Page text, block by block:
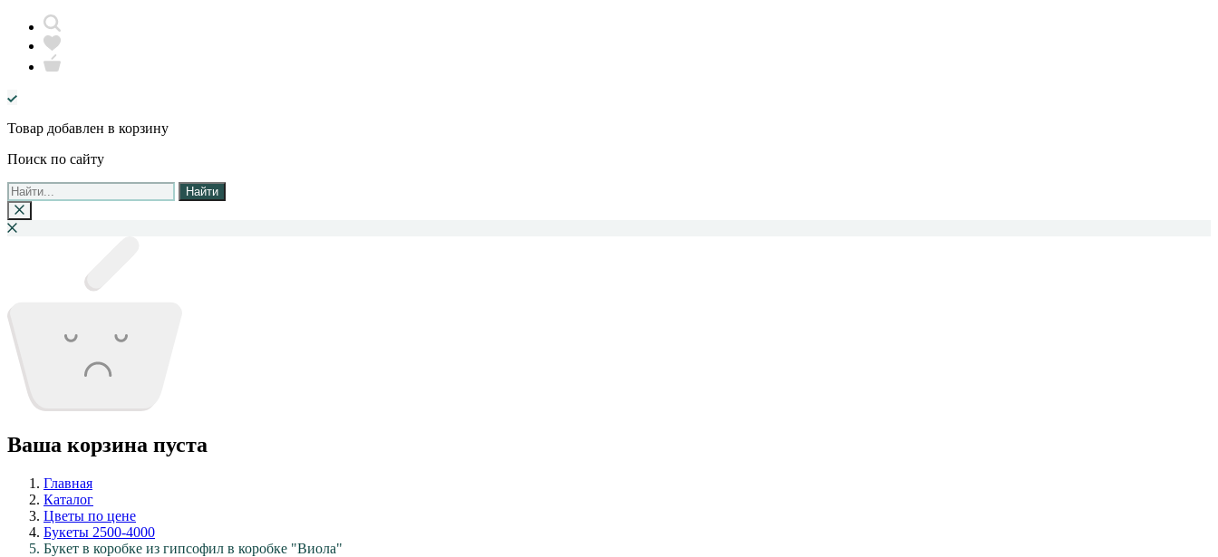
Товар добавлен в корзину
Поиск по сайту
Найти
Ваша корзина пуста
Главная
Каталог
Цветы по цене
Букеты 2500-4000
Букет в коробке из гипсофил в коробке "Виола"